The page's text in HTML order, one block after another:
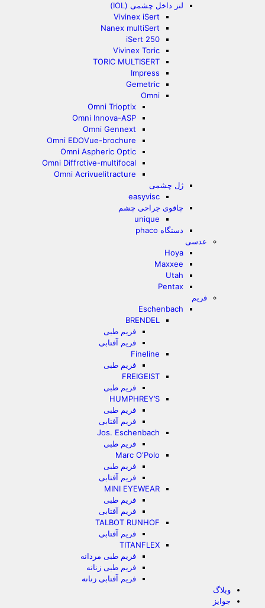
لنز داخل چشمی (IOL)
Vivinex iSert
Nanex multiSert
iSert 250
Vivinex Toric
TORIC MULTISERT
Impress
Gemetric
Omni
Omni Trioptix
Omni Innova-ASP
Omni Gennext
Omni EDOVue-brochure
Omni Aspheric Optic
Omni Diffrctive-multifocal
Omni Acrivuelitracture
ژل چشمی
easyvisc
چاقوی جراحی چشم
unique
دستگاه phaco
عدسی
Hoya
Maxxee
Utah
Pentax
فریم
Eschenbach
BRENDEL
فریم طبی
فریم آفتابی
Fineline
فریم طبی
FREIGEIST
فریم طبی
HUMPHREY’S
فریم طبی
فریم آفتابی
Jos. Eschenbach
فریم طبی
Marc O‘Polo
فریم طبی
فریم آفتابی
MINI EYEWEAR
فریم طبی
فریم آفتابی
TALBOT RUNHOF
فریم آفتابی
TITANFLEX
فریم طبی مردانه
فریم طبی زنانه
فریم آفتابی زنانه
وبلاگ
جوایز